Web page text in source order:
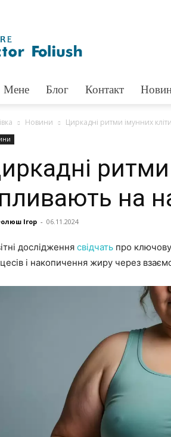
Мене Блог Контакт
Новини Циркадні ритми імунних
ритми
на
Ігор - 06.11.2024
дослідження свідчать про
і накопичення жиру через